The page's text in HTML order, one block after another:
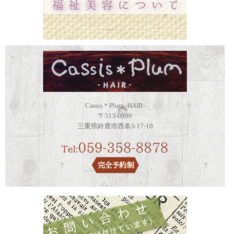
Cassis＊Plum -HAIR-
〒513-0809
三重県鈴鹿市西条3-17-10